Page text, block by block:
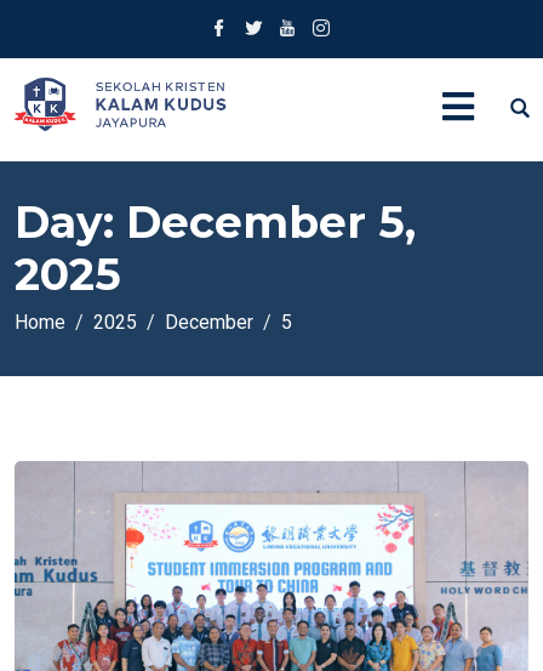
Day: December 5,
2025
Home 2025 December 5